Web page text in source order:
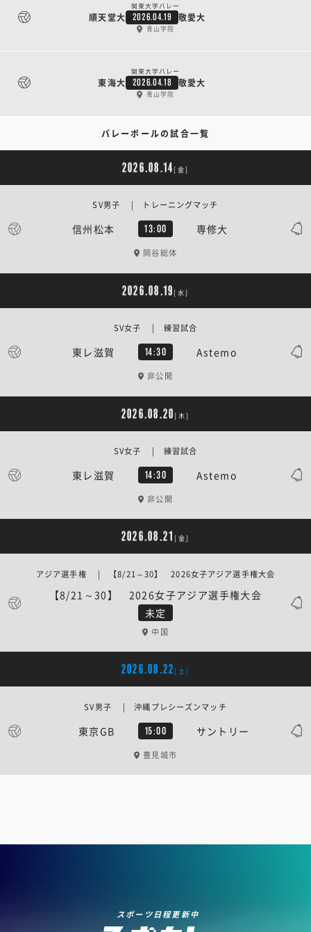
関東大学バレー
順天堂大 2026.04.19 敬愛大
青山学院
関東大学バレー
東海大 2026.04.18 敬愛大
青山学院
バレーボールの試合一覧
2026.08.14 [金]
信州松本 13:00 専修大
SV男子 | トレーニングマッチ
岡谷総体
2026.08.19 [水]
東レ滋賀 14:30 Astemo
SV女子 | 練習試合
非公開
2026.08.20 [木]
東レ滋賀 14:30 Astemo
SV女子 | 練習試合
非公開
2026.08.21 [金]
未定
【8/21～30】 2026女子アジア選手権大会
アジア選手権 | 【8/21～30】 2026女子アジア選手権大会
中国
2026.08.22 [土]
東京GB 15:00 サントリー
SV男子 | 沖縄プレシーズンマッチ
豊見城市
スポーツ日程更新中